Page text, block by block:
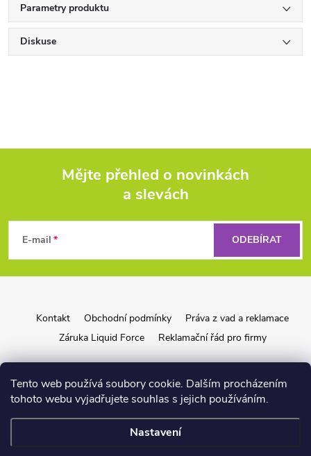
Tento web používá soubory cookie. Dalším procházením
tohoto webu vyjadřujete souhlas s jejich používáním.
Nastavení
Parametry produktu
Diskuse
p
í
Mějte přehled o novinkách
a slevách
E-mail ODEBÍRAT
Kontakt Obchodní podmínky
Práva z vad a reklamace
Záruka Liquid Force
Reklamační řád pro firmy
wakeshop.cz. Všechna práva vyhrazena.